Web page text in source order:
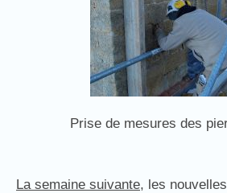
Prise de mesures des
La semaine suivante, les